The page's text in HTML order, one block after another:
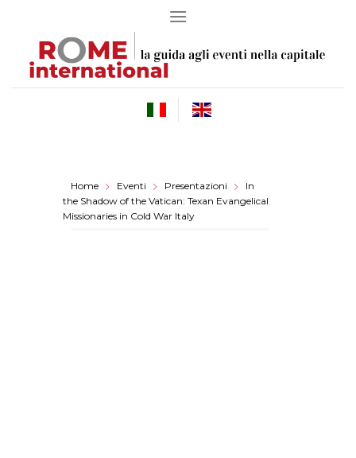
Home Eventi Presentazioni
In
the Shadow of the Vatican: Texan Evangelical
Missionaries in Cold War Italy